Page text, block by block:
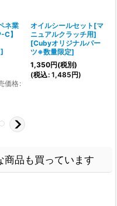
ネ業
】
]
価格:
オイルシールセット[マ
ニュアルクラッチ用]
[Cubyオリジナルパー
ツ※数量限定]
1,350円(税別)
(税込: 1,485円)
商品も買っています